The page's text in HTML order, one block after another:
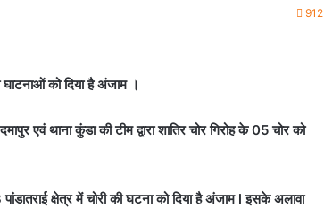
912
घाटनाओं को दिया है अंजाम ।
एवं थाना कुंडा की टीम द्वारा शातिर चोर गिरोह के 05 चोर को
क्षेत्र में चोरी की घटना को दिया है अंजाम l इसके अलावा